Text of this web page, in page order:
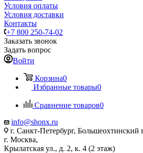
Условия оплаты
Условия доставки
Контакты
+7 800 250-74-02
Заказать звонок
Задать вопрос
Войти
Корзина0
Избранные товары0
Сравнение товаров0
info@shonx.ru
г. Санкт-Петербург, Большеохтинский
г. Москва,
Крылатская ул., д. 2, к. 4 (2 этаж)